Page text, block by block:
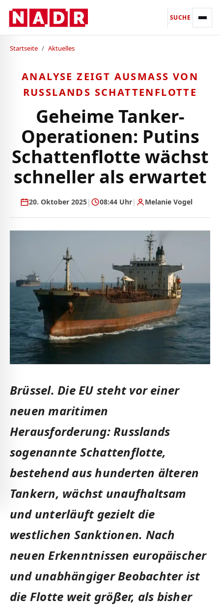
SUCHE
Startseite / Aktuelles
ANALYSE ZEIGT AUSMASS VON R
USSLANDS SCHATTENFLOTTE
Geheime Tanker-
Operationen: Putins
Schattenflotte wächst
schneller als erwartet
20. Oktober 2025| 08:44 Uhr| Melanie Vogel
Brüssel. Die EU steht vor einer
neuen maritimen
Herausforderung: Russlands
sogenannte Schattenflotte,
bestehend aus hunderten älteren
Tankern, wächst unaufhaltsam
und unterläuft gezielt die
westlichen Sanktionen. Nach
neuen Erkenntnissen europäischer
und unabhängiger Beobachter ist
die Flotte weit größer, als bisher